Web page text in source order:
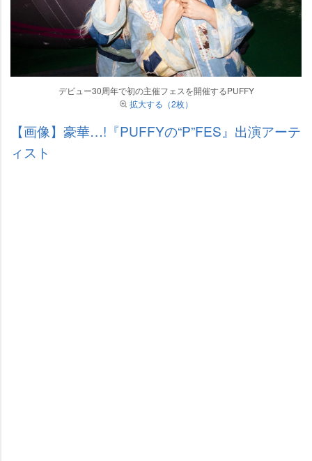
デビュー30周年で初の主催フェスを開催するPUFFY
拡大する（2枚）
【画像】豪華…!『PUFFYの“P”FES』出演アーテ
ィスト